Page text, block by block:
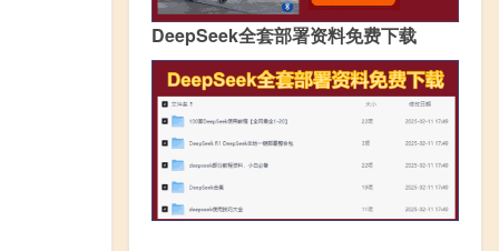
DeepSeek全套部署资料免费下载